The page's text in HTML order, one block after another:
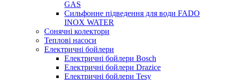
GAS
Сильфонне підведення для води FADO
INOX WATER
Сонячні колектори
Теплові насоси
Електричні бойлери
Електричні бойлери Bosch
Електричні бойлери Drazice
Електричні бойлери Tesy